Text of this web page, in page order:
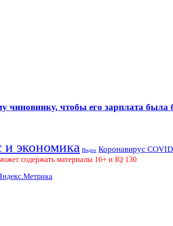
чиновнику, чтобы его зарплата была
и экономика Видео Коронавирус
содержать материалы 16+ и IQ 130